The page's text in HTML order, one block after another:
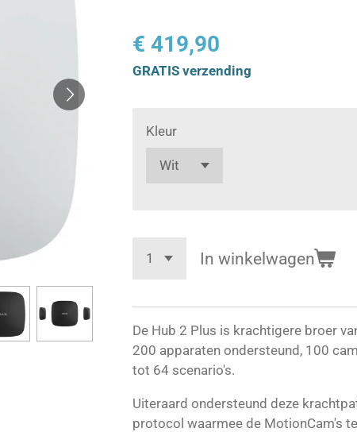
€ 419,90
GRATIS verzending
Kleur
In winkelwagen
De Hub 2 Plus is krachtigere broer
200 apparaten ondersteund, 100
tot 64 scenario's.
Uiteraard ondersteund deze
protocol waarmee de MotionCam's